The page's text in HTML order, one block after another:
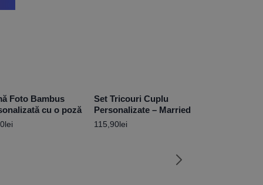
Foto Bambus
cu o poză
lei
Set Tricouri Cuplu
Personalizate – Married
115,90lei